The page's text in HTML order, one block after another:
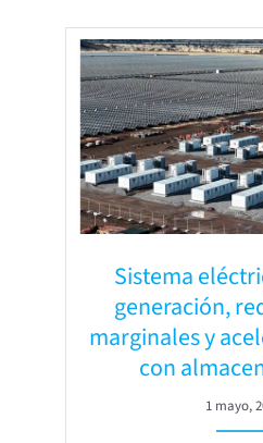
Sistema
generación,
marginales y
con
1 mayo,